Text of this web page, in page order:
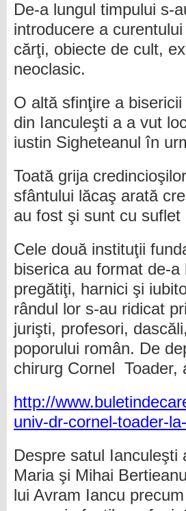
De-a lungul timpului s-
introducere a
cărţi, obiecte de cult,
neoclasic.
O altă sfinţire a
din Ianculeşti a a vut
iustin Sigheteanul în
Toată grija
sfântului lăcaş arată
au fost şi sunt cu suflet
Cele două instituţii
biserica au format de-
pregătiţi, harnici şi
rândul lor s-au ridicat
jurişti, profesori,
poporului român. De
chirurg Cornel Toader,
http://
univ-dr-cornel-toader-
Despre satul Ianculeşti
Maria şi Mihai
lui Avram Iancu